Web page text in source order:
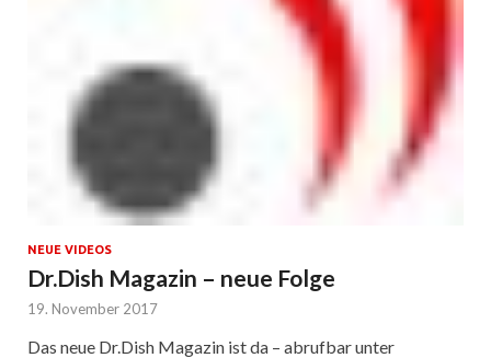
NEUE VIDEOS
Dr.Dish Magazin – neue Folge
19. November 2017
Das neue Dr.Dish Magazin ist da – abrufbar unter